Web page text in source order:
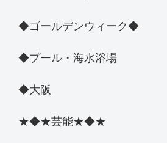
◆ゴールデンウィーク◆
◆プール・海水浴場
◆大阪
★◆★芸能★◆★